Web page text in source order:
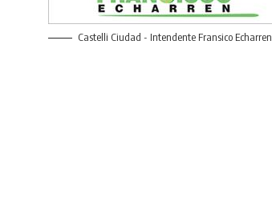
Castelli Ciudad - Intendente Fransico Echarren